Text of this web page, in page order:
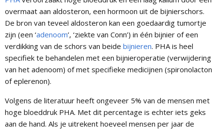
overmaat aan aldosteron, een hormoon uit de bijnierschors.
De bron van teveel aldosteron kan een goedaardig tumortje
zijn (een ‘adenoom’, ‘ziekte van Conn’) in één bijnier of een
verdikking van de schors van beide bijnieren. PHA is heel
specifiek te behandelen met een bijnieroperatie (verwijdering
van het adenoom) of met specifieke medicijnen (spironolacton
of eplerenon).
Volgens de literatuur heeft ongeveer 5% van de mensen met
hoge bloeddruk PHA. Met dit percentage is echter iets geks
aan de hand. Als je uitrekent hoeveel mensen per jaar de